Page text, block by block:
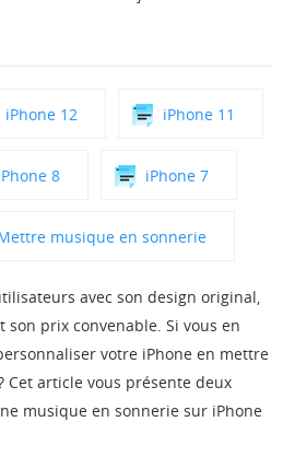
iPhone 12 iPhone 11
8 iPhone 7
musique en sonnerie
avec son design original,
son prix convenable. Si vous en
votre iPhone en mettre
Cet article vous présente deux
musique en sonnerie sur iPhone